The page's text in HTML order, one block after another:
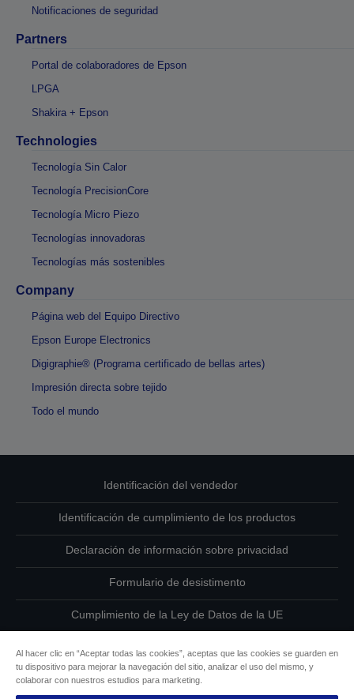
Notificaciones de seguridad
Partners
Portal de colaboradores de Epson
LPGA
Shakira + Epson
Technologies
Tecnología Sin Calor
Tecnología PrecisionCore
Tecnología Micro Piezo
Tecnologías innovadoras
Tecnologías más sostenibles
Company
Página web del Equipo Directivo
Epson Europe Electronics
Digigraphie® (Programa certificado de bellas artes)
Impresión directa sobre tejido
Todo el mundo
Identificación del vendedor
Identificación de cumplimiento de los productos
Declaración de información sobre privacidad
Formulario de desistimento
Cumplimiento de la Ley de Datos de la UE
Información sobre cookies
Al hacer clic en “Aceptar todas las cookies”, aceptas que las cookies se guarden en
tu dispositivo para mejorar la navegación del sitio, analizar el uso del mismo, y
colaborar con nuestros estudios para marketing.